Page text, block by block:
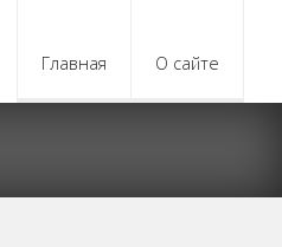
Главная О сайте